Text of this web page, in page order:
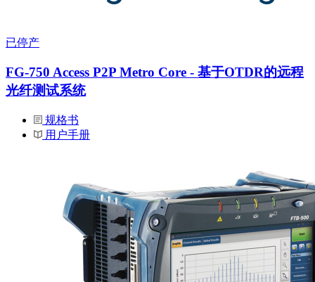
已停产
FG-750 Access P2P Metro Core - 基于OTDR的远程
光纤测试系统
规格书
用户手册